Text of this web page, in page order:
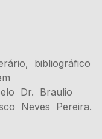
bibliográfico
Dr. Braulio
Neves Pereira.